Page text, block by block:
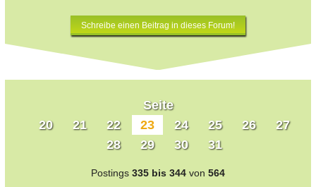
Schreibe einen Beitrag in dieses Forum!
Seite
20
21 22 23 24 25 26
27
28
29 30 31
Postings 335 bis 344 von 564